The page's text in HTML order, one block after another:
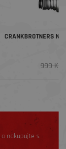
CRANKBROTNERS
999 Kč
a nakupujte s